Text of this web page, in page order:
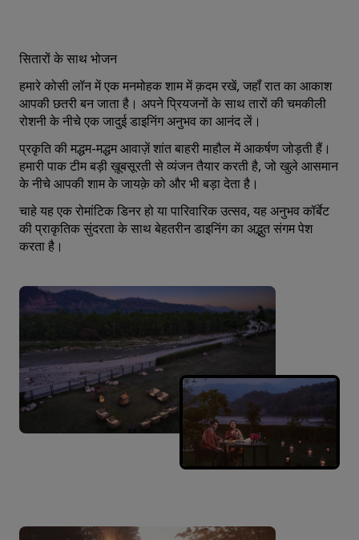
सितारों के साथ भोजन
हमारे कोसी लॉन में एक मनमोहक शाम में क़दम रखें, जहॉं रात का आकाश
आपकी छतरी बन जाता है। अपने प्रियजनों के साथ तारों की चमकीली
रोशनी के नीचे एक जादुई डाइनिंग अनुभव का आनंद लें।
प्रकृति की मद्धम-मद्धम आवाज़ें शांत बाहरी माहौल में आकर्षण जोड़ती हैं।
हमारी पाक टीम बड़ी ख़ूबसूरती से व्यंजन तैयार करती है, जो खुले आसमान
के नीचे आपकी शाम के जायक़े को और भी बड़ा देता है।
चाहे यह एक रोमांटिक डिनर हो या पारिवारिक उत्सव, यह अनुभव कॉर्बेट
की प्राकृतिक सुंदरता के साथ बेहतरीन डाइनिंग का अद्भुत संगम पेश
करता है।